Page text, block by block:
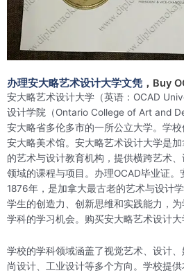
办理安大略艺术设计大学文凭 ，Buy
安大略艺术设计大学（英语：OCAD
设计学院（Ontario College of Art and
安大略省多伦多市的一所公立大学。学
安大略美术馆。安大略艺术设计大学是
的艺术与设计教育机构，提供横跨艺术
领域的课程与项目。办理OCAD毕业证
1876年，是加拿大最古老的艺术与设计
学生的创造力、创新思维和实践能力，
学科的学习机会。购买安大略艺术设计大
学校的学科领域涵盖了视觉艺术、设计
尚设计、工业设计等多个方向。学校提